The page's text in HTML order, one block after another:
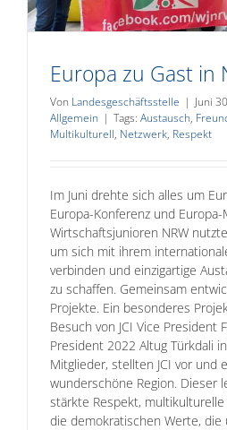
Europa zu Gast in
Von Landesgeschäftsstelle | Juni
Allgemein | Tags: Austausch,
Multikulturell, Netzwerk, Respekt
Im Juni drehte sich alles um
Europa-Konferenz und
Wirtschaftsjunioren NRW
um sich mit ihrem
verbinden und einzigartige
zu schaffen. Gemeinsam
Projekte. Ein besonderes
Besuch von JCI Vice President
President 2022 Altug Türkdali
Mitglieder, stellten JCI vor und
wunderschöne Region. Dieser
stärkte Respekt,
die demokratischen Werte, die